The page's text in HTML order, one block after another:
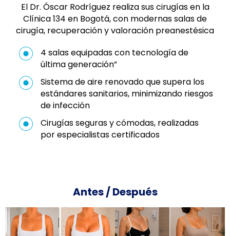
El Dr. Óscar Rodríguez realiza sus cirugías en la
Clínica 134 en Bogotá, con modernas salas de
cirugía, recuperación y valoración preanestésica
4 salas equipadas con tecnología de
última generación”
Sistema de aire renovado que supera los
estándares sanitarios, minimizando riesgos
de infección
Cirugías seguras y cómodas, realizadas
por especialistas certificados
Antes / Después